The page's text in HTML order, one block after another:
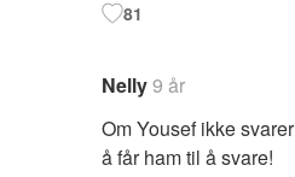
81
Nelly9 år
Om Yousef ikke
å får ham til å svare!